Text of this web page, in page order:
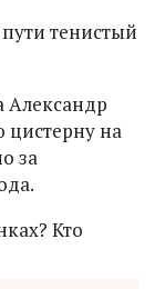
тенистый
Александр
цистерну на
за
Кто